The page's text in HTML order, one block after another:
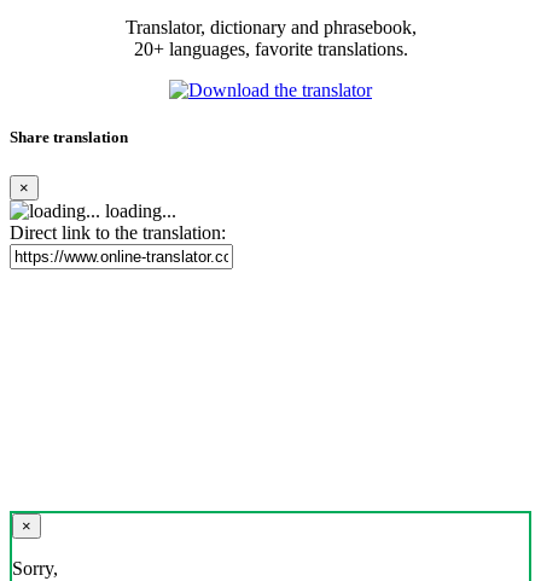
Translator, dictionary and phrasebook,
20+ languages, favorite translations.
Share translation
×
loading...
Direct link to the translation:
×
Sorry,